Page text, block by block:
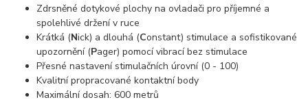
Zdrsněné dotykové plochy na ovladači pro příjemné a
spolehlivé držení v ruce
Krátká (Nick) a dlouhá (Constant) stimulace a sofistikované
upozornění (Pager) pomocí vibrací bez stimulace
Přesné nastavení stimulačních úrovní (0 - 100)
Kvalitní propracované kontaktní body
Maximální dosah: 600 metrů